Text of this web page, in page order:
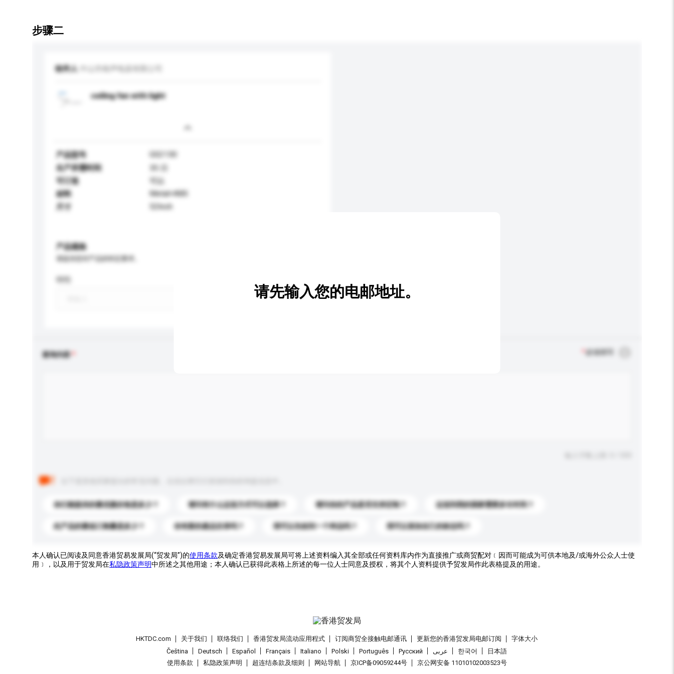
步骤二
收件人
ceiling fan with light
产品型号
GS2130
生产所需时间
可订造
可以
材料
Metal+ABS
52Inch
产品规格
新增/删除选项
查询内容 必须填写
你们能提供的最优惠价格是多少？ 请问有什么运送方式可以选择？ 请问你的产品是否支持定制？ 运送到我的国家需要多长时间？
此产品的最低订购量是多少？ 你有新的產品目录吗？ 我可以先收到一个样品吗？ 我可以添加自己的标志吗？
请先输入您的电邮地址。
本人确认已阅读及同意香港贸易发展局(“贸发局”)的使用条款及确定香港贸易发展局可将上述资料编入其全部或任何资料库内作为直接推广或商贸配对﹝因而可能成为可供本地及/或海外公众人士使
用﹞，以及用于贸发局在私隐政策声明中所述之其他用途；本人确认已获得此表格上所述的每一位人士同意及授权，将其个人资料提供予贸发局作此表格提及的用途。
HKTDC.com 关于我们 联络我们 香港贸发局流动应用程式 订阅商贸全接触电邮通讯 更新您的香港贸发局电邮订阅
字体大小
Čeština
Deutsch Español Français Italiano Polski Português Pусский عربى 한국어
日本語
使用条款
私隐政策声明 超连结条款及细则 网站导航 京ICP备09059244号 京公网安备 11010102003523号